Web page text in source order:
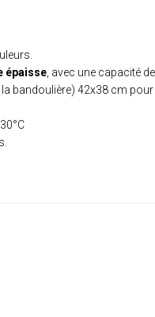
épaisse , avec une capacité
bandoulière) 42x38 cm